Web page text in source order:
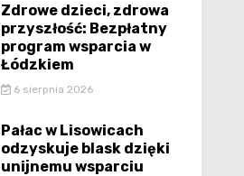
Zdrowe dzieci, zdrowa
przyszłość: Bezpłatny
program wsparcia w
Łódzkiem
6 sierpnia 2026
Pałac w Lisowicach
odzyskuje blask dzięki
unijnemu wsparciu